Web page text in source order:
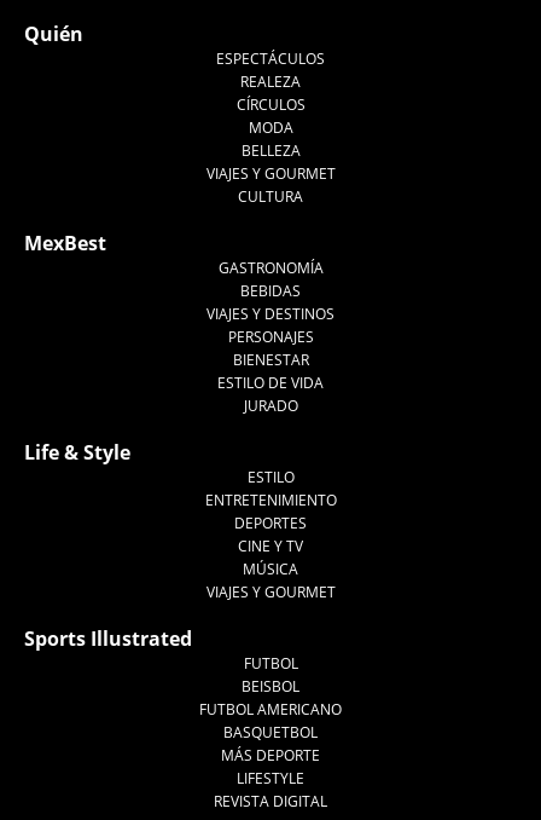
Quién
ESPECTÁCULOS
REALEZA
CÍRCULOS
MODA
BELLEZA
VIAJES Y GOURMET
CULTURA
MexBest
GASTRONOMÍA
BEBIDAS
VIAJES Y DESTINOS
PERSONAJES
BIENESTAR
ESTILO DE VIDA
JURADO
Life & Style
ESTILO
ENTRETENIMIENTO
DEPORTES
CINE Y TV
MÚSICA
VIAJES Y GOURMET
Sports Illustrated
FUTBOL
BEISBOL
FUTBOL AMERICANO
BASQUETBOL
MÁS DEPORTE
LIFESTYLE
REVISTA DIGITAL